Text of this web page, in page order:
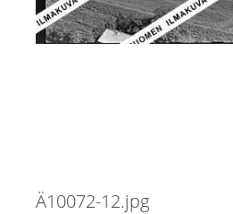
Ä10072-12.jpg